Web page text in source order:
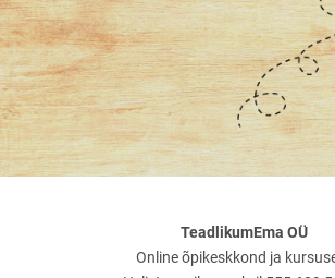
TeadlikumEma OÜ
Online õpikeskkond ja